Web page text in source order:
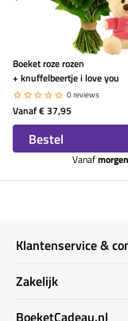
Boeket roze rozen
+ knuffelbeertje i love you
0 reviews
Vanaf€ 37,95
Bestel
Vanafmorgen
Klantenservice &
Contact
Zakelijk
Bestel informatie